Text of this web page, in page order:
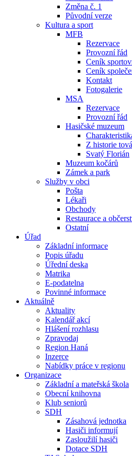
Změna č. 1
Původní verze
Kultura a sport
MFB
Rezervace
Provozní řád
Ceník
Ceník
Kontakt
Fotogalerie
MSA
Rezervace
Provozní řád
Hasičské muzeum
Z historie
Svatý Florián
Muzeum kočárů
Zámek a park
Služby v obci
Pošta
Lékaři
Obchody
Restaurace a
Ostatní
Úřad
Základní informace
Popis úřadu
Úřední deska
Matrika
E-podatelna
Povinné informace
Aktuálně
Aktuality
Kalendář akcí
Hlášení rozhlasu
Zpravodaj
Region Haná
Inzerce
Nabídky práce v regionu
Organizace
Základní a mateřská škola
Obecní knihovna
Klub seniorů
SDH
Zásahová jednotka
Hasiči informují
Zasloužilí hasiči
Dotace SDH